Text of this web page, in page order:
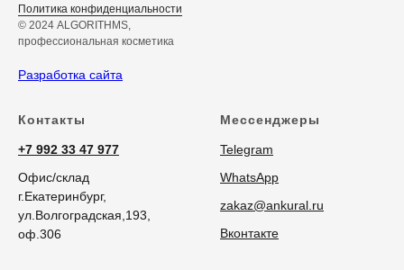
Политика конфиденциальности
© 2024 ALGORITHMS,
профессиональная косметика
Разработка сайта
Контакты
+7 992 33 47 977
Офис/склад
г.Екатеринбург,
ул.Волгоградская,193,
оф.306
Мессенджеры
Telegram
WhatsApp
zakaz@ankural.ru
Вконтакте